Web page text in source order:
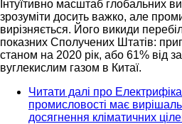
Інтуїтивно масштаб глобальних
зрозуміти досить важко, але
вирізняється. Його викиди
показних Сполучених Штатів:
станом на 2020 рік, або 61% від
вуглекислим газом в Китаї.
Читати далі про
промисловості має
досягнення кліматичних